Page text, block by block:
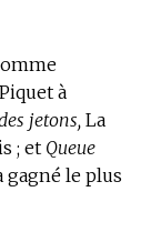
à
jetons, La
; et Queue
gagné le plus